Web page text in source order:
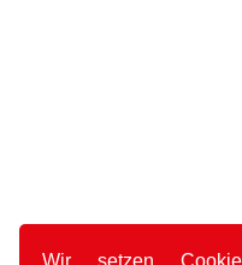
Wir setzen